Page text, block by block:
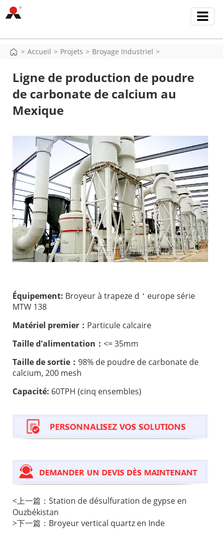
> Accueil > Projets > Broyage Industriel >
Ligne de production de poudre
de carbonate de calcium au
Mexique
Équipement: Broyeur à trapeze d＇europe série
MTW 138
Matériel premier： Particule calcaire
Taille d'alimentation： <= 35mm
Taille de sortie： 98% de poudre de carbonate de
calcium, 200 mesh
Capacité: 60TPH (cinq ensembles)
<上一篇： Station de désulfuration de gypse en
Ouzbékistan
>下一篇： Broyeur vertical quartz en Inde